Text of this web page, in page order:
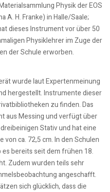
Physik der EOS
A. H. Franke) in Halle/Saale;
dieses Instrument vor über 50
Physiklehrer im Zuge der
der Schule erworben.
wurde laut Expertenmeinung
hergestellt. Instrumente dieser
zu finden. Das
aus Messing und verfügt über
Stativ und hat eine
von ca. 72,5 cm. In den Schulen
bereits seit dem frühen 18.
Zudem wurden teils sehr
angeschafft.
sich glücklich, dass die